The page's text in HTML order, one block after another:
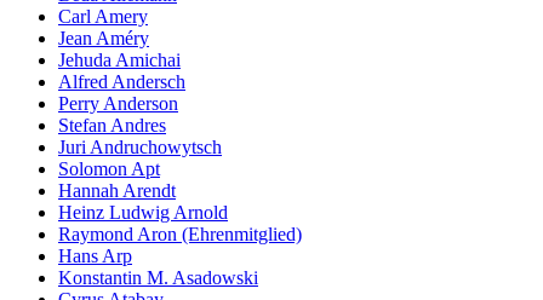
Carl Amery
Jean Améry
Jehuda Amichai
Alfred Andersch
Perry Anderson
Stefan Andres
Juri Andruchowytsch
Solomon Apt
Hannah Arendt
Heinz Ludwig Arnold
Raymond Aron (Ehrenmitglied)
Hans Arp
Konstantin M. Asadowski